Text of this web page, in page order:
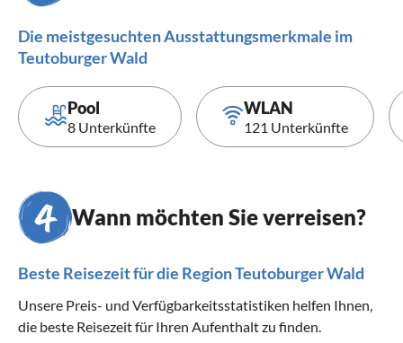
Die meistgesuchten Ausstattungsmerkmale im
Teutoburger Wald
Pool
8 Unterkünfte
WLAN
121 Unterkünfte
Wann möchten Sie verreisen?
Beste Reisezeit für die Region Teutoburger Wald
Unsere Preis- und Verfügbarkeitsstatistiken helfen Ihnen,
die beste Reisezeit für Ihren Aufenthalt zu finden.